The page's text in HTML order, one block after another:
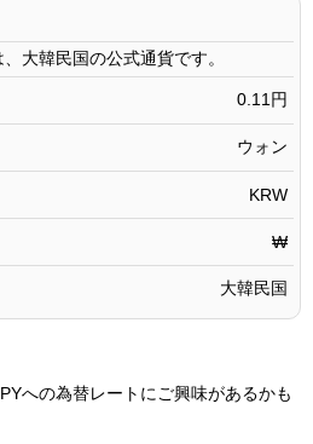
12,733.81円
12,733.81円
12,733.82円
12,733.82円
12,733.82円
12,733.82円
12,733.82円
大韓民国の公式通貨です。
0.11円
ウォン
KRW
₩
大韓民国
への為替レートにご興味があるかも